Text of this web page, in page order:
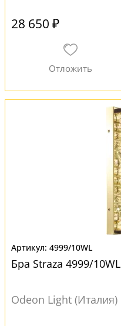
28 650 ₽
4999/10WL
Бра Straza 4999/10WL
Odeon Light (Италия)